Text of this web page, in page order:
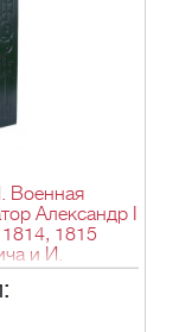
Военная
Александр I
1815
и И.
1845-